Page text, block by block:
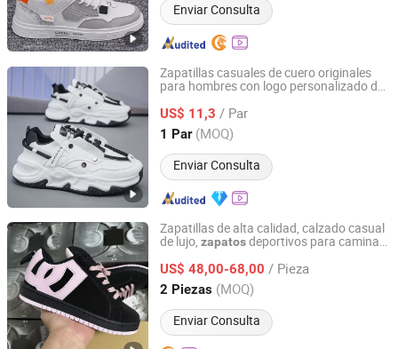
Enviar Consulta
Zapatillas casuales de cuero originales
para hombres con logo personalizado de
zapatos de marca réplica
US$ 11,3 / Par
1 Par (MOQ)
Enviar Consulta
Shijiazhuang Zhongxuan Trading Co., Ltd.
Hebei, China Desde 2021
Zapatillas de alta calidad, calzado casual
de lujo, zapatosdeportivos para caminar,
diseñador al por mayor, calzado de moda
personalizado
US$ 48,00-68,00 / Pieza
2 Piezas (MOQ)
Enviar Consulta
Xiamen Siming District Yuhefeng Trading Firm
Fujian, China Desde 2026